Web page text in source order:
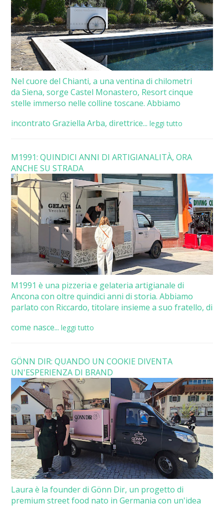
Nel cuore del Chianti, a una ventina di chilometri
da Siena, sorge Castel Monastero, Resort cinque
stelle immerso nelle colline toscane. Abbiamo
incontrato Graziella Arba, direttrice... leggi tutto
M1991: QUINDICI ANNI DI ARTIGIANALITÀ, ORA
ANCHE SU STRADA
M1991 è una pizzeria e gelateria artigianale di
Ancona con oltre quindici anni di storia. Abbiamo
parlato con Riccardo, titolare insieme a suo fratello, di
come nasce... leggi tutto
GÖNN DIR: QUANDO UN COOKIE DIVENTA
UN'ESPERIENZA DI BRAND
Laura è la founder di Gönn Dir, un progetto di
premium street food nato in Germania con un'idea